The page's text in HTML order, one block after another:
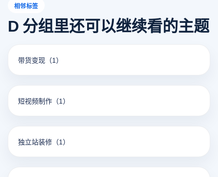
相邻标签
D 分组里还可以继续看的主题
带货变现 （1）
短视频制作 （1）
独立站装修 （1）